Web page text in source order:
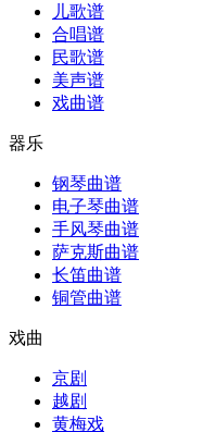
儿歌谱
合唱谱
民歌谱
美声谱
戏曲谱
器乐
钢琴曲谱
电子琴曲谱
手风琴曲谱
萨克斯曲谱
长笛曲谱
铜管曲谱
戏曲
京剧
越剧
黄梅戏